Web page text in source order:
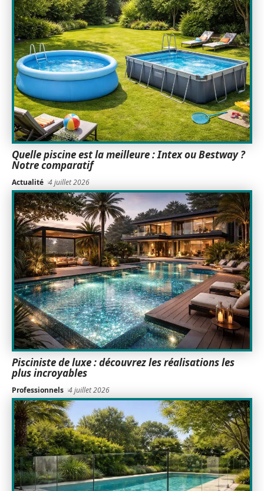
Quelle piscine est la meilleure : Intex ou Bestway ?
Notre comparatif
Actualité 4 juillet 2026
Pisciniste de luxe : découvrez les réalisations les
plus incroyables
Professionnels 4 juillet 2026